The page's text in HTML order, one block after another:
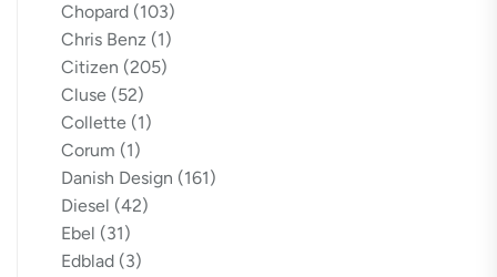
Chopard (103)
Chris Benz (1)
Citizen (205)
Cluse (52)
Collette (1)
Corum (1)
Danish Design (161)
Diesel (42)
Ebel (31)
Edblad (3)